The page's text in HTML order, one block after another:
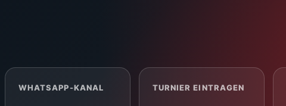
WHATSAPP-KANAL TURNIER EINTRAGEN